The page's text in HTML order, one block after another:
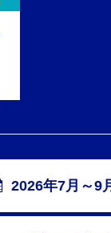
2026年7月～9